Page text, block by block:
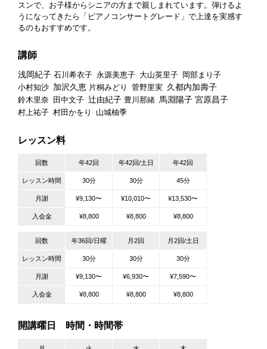
スンで、お子様からシニアの方まで親しまれています。弾けるよ
うになってきたら「ピアノコンサートグレード」で上達を実感す
るのもおすすめです。
講師
浅岡紀子 石川希衣子 永源美恵子 大山英里子 岡部まり子
小村知沙 加沢久恵 片桐みどり 菅野里実 久都内加壽子
鈴木里奈 田中文子 辻由紀子 豊川那緒 馬淵陽子 宮原昌子
村上祐子 村田かをり 山城柚季
レッスン料
回数 年42回 年42回/土日 年42回
レッスン時間 30分 30分 45分
月謝 ¥9,130〜 ¥10,010〜 ¥13,530〜
入会金 ¥8,800 ¥8,800 ¥8,800
回数 年36回/日曜 月2回 月2回/土日
レッスン時間 30分 30分 30分
月謝 ¥9,130〜 ¥6,930〜 ¥7,590〜
入会金 ¥8,800 ¥8,800 ¥8,800
開講曜日 時間・時間帯